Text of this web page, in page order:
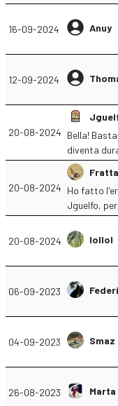
16-09-2024 Anuy
12-09-2024
20-08-2024 Bella!
diventa
20-08-2024 Ho fatto
Jguelfo,
20-08-2024 lollol
06-09-2023
04-09-2023 Smaz
26-08-2023 Marta